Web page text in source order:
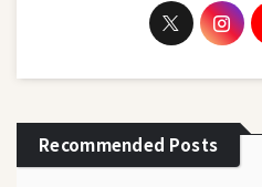
Recommended Posts